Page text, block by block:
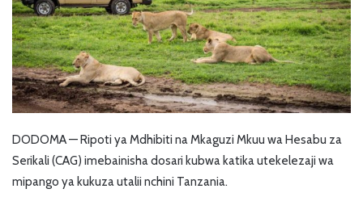
DODOMA — Ripoti ya Mdhibiti na Mkaguzi Mkuu wa Hesabu za
Serikali (CAG) imebainisha dosari kubwa katika utekelezaji wa
mipango ya kukuza utalii nchini Tanzania.